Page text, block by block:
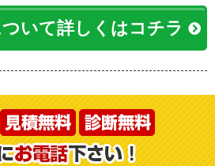
いて詳しくはコチラ